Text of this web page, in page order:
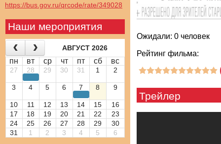
https://bus.gov.ru/qrcode/rate/349028
Наши мероприятия
АВГУСТ 2026
пн вт ср чт пт сб вс
27 28 29 30 31 1 2
3 4 5 6 7 8 9
10 11 12 13 14 15
16
17
18 19 20 21 22
23
24
25 26 27 28 29
30
31
1 2 3 4 5 6
Ожидали: 0 человек
Рейтинг фильма:
Трейлер